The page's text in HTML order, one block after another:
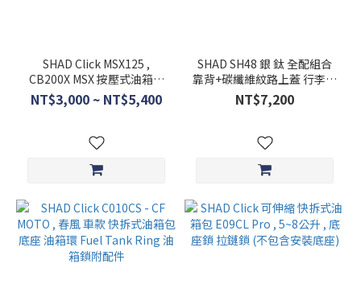
SHAD Click MSX125 ,
CB200X MSX 按壓式油箱包
E03CL E091CL TR15CL /
H011CS /
NT$3,000 ~ NT$5,400
SHAD SH48 銀 鈦 全配組合
靠背+碳纖維紋路上蓋 行李箱
後箱
NT$7,200